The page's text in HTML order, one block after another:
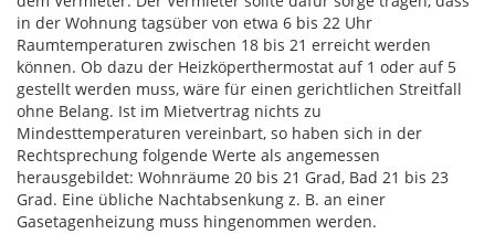
in der Wohnung tagsüber von etwa 6 bis 22 Uhr
Raumtemperaturen zwischen 18 bis 21 erreicht werden
können. Ob dazu der Heizköperthermostat auf 1 oder auf 5
gestellt werden muss, wäre für einen gerichtlichen Streitfall
ohne Belang. Ist im Mietvertrag nichts zu
Mindesttemperaturen vereinbart, so haben sich in der
Rechtsprechung folgende Werte als angemessen
herausgebildet: Wohnräume 20 bis 21 Grad, Bad 21 bis 23
Grad. Eine übliche Nachtabsenkung z. B. an einer
Gasetagenheizung muss hingenommen werden.